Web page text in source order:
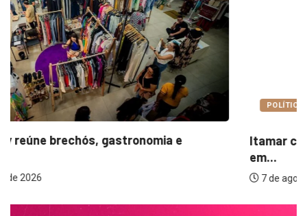
POLÍTICA
Itamar cobra prazo para melhorias estruturais